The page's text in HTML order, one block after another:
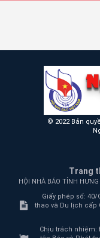
© 2022 Bản
Trang
HỘI NHÀ BÁO TỈNH HƯNG
Giấy phép số: 40/
thao và Du lịch cấp
Chịu trách nhiệm: